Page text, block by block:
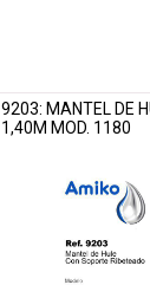
9203: MANTEL DE
1,40M MOD. 1180